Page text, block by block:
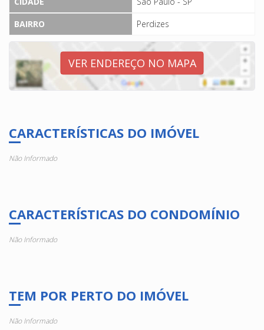
BAIRRO
Perdizes
VER ENDEREÇO NO MAPA
CARACTERÍSTICAS DO IMÓVEL
Não Informado
CARACTERÍSTICAS DO CONDOMÍNIO
Não Informado
TEM POR PERTO DO IMÓVEL
Não Informado